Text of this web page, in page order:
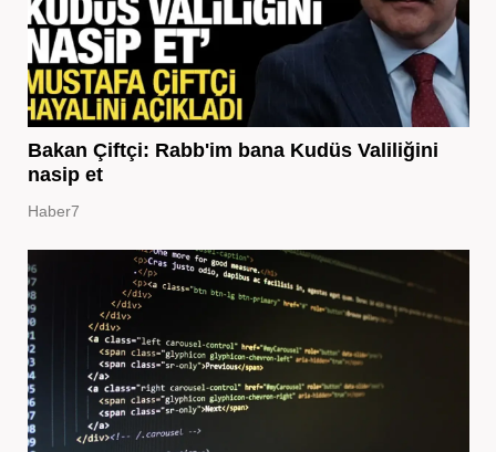
Bakan Çiftçi: Rabb'im bana Kudüs Valiliğini
nasip et
Haber7